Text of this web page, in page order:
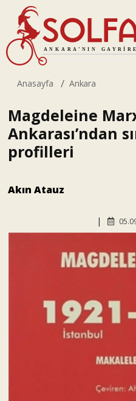
Anasayfa Ankara
Magdeleine
Ankarası’ndan
profilleri
Akın Atauz